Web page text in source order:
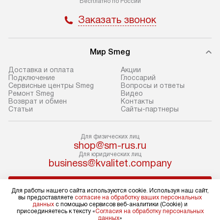
служба доставки привезет
покупку до двери вашей квартиры
или места установки, пожалуйста,
предварительно согласуйте это
с менеджером. За эту услугу будет
взиматься дополнительная плата.
Обратите внимание на размеры
холодильника не позволяют
пронести его через дверной проем,
сотрудники транспортной службы
выступающих элементов, так как
это может повлечь отказ в ремонте
существующим
запуск и
материалы,
и регулярное
помогают
Заказать звонок
Мир Smeg
Доставка и оплата
Подключение
Сервисные центры Smeg
Ремонт Smeg
Возврат и обмен
Статьи
Акции
Глоссарий
Вопросы и ответы
Видео
Контакты
Сайты-партнеры
Для физических лиц
shop@sm-rus.ru
Для юридических лиц
business@kvalitet.company
Политика конфиденциальности
Для работы нашего сайта используются cookie. Используя наш сайт,
вы предоставляете согласие на обработку ваших персональных
данных с помощью сервисов веб-аналитики (Cookie) и
присоединяетесь к тексту «Согласия на обработку персональных
данных»